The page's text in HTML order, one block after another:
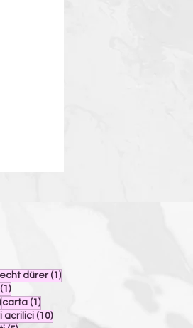
dürer (1)1 post
(1)1 post
1 post
carta (1)1 post
acrilici (10)10 post